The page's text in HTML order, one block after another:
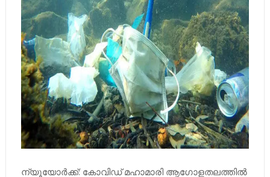
ന്യൂയോർക്ക്​: കോവിഡ്​ മഹാമാരി ആഗോളതലത്തിൽ